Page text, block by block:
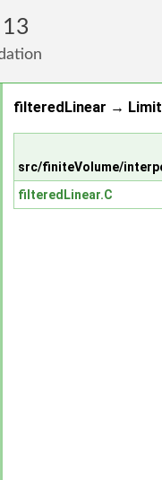
13
Foundation
filteredLinear →
src/finiteVolume/
filteredLinear.C